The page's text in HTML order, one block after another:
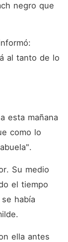
negro que
al tanto de lo
esta mañana
como lo
Su medio
el tiempo
había
ella antes